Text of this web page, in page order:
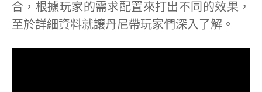
合，根據玩家的需求配置來打出不同的效果，
至於詳細資料就讓丹尼帶玩家們深入了解。